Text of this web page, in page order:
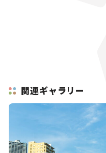
関連ギャラリー